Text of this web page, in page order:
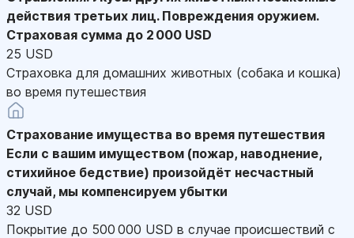
действия третьих лиц. Повреждения оружием.
Страховая сумма до 2 000 USD
25 USD
Страховка для домашних животных (собака и кошка)
во время путешествия
Страхование имущества во время путешествия
Если с вашим имуществом (пожар, наводнение,
стихийное бедствие) произойдёт несчастный
случай, мы компенсируем убытки
32 USD
Покрытие до 500 000 USD в случае происшествий с